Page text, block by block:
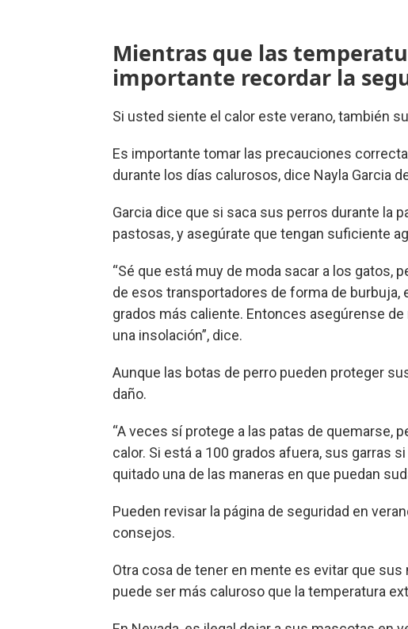
Mientras que las
importante recordar la
Si usted siente el calor este verano, también
Es importante tomar las precauciones
durante los días calurosos, dice Nayla Garcia
Garcia dice que si saca sus perros durante la
pastosas, y asegúrate que tengan suficiente
“Sé que está muy de moda sacar a los gatos,
de esos transportadores de forma de
grados más caliente. Entonces asegúrense
una insolación”, dice.
Aunque las botas de perro pueden proteger
daño.
“A veces sí protege a las patas de quemarse,
calor. Si está a 100 grados afuera, sus garras
quitado una de las maneras en que puedan
Pueden revisar la página de seguridad en
consejos.
Otra cosa de tener en mente es evitar que
puede ser más caluroso que la temperatura